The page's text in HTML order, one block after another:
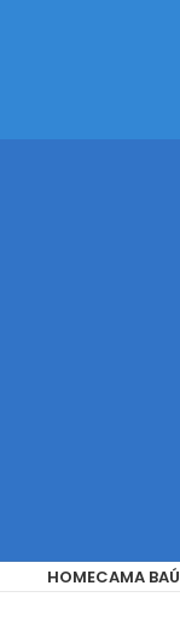
HOMECAMA BAÚ